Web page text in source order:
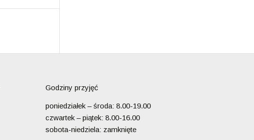
Godziny przyjęć
poniedziałek – środa: 8.00-19.00
czwartek – piątek: 8.00-16.00
sobota-niedziela: zamknięte